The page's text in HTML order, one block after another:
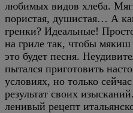
любимых видов хлеба.
пористая, душистая… А
гренки? Идеальные!
на гриле так, чтобы
это будет песня.
пытался приготовить
условиях, но только
результат своих
ленивый рецепт